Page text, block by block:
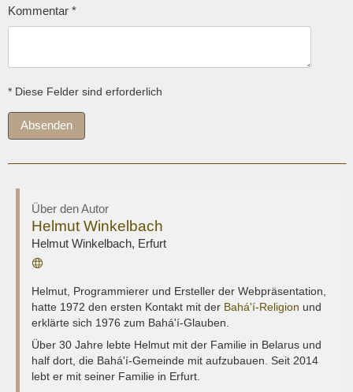
Kommentar *
* Diese Felder sind erforderlich
Absenden
Über den Autor
Helmut Winkelbach
Helmut Winkelbach, Erfurt
Webseite
Helmut, Programmierer und Ersteller der Webpräsentation,
hatte 1972 den ersten Kontakt mit der Bahá'í-Religion und
erklärte sich 1976 zum Bahá'í-Glauben.
Über 30 Jahre lebte Helmut mit der Familie in Belarus und
half dort, die Bahá'í-Gemeinde mit aufzubauen. Seit 2014
lebt er mit seiner Familie in Erfurt.